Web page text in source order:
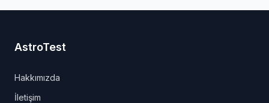
AstroTest
Hakkımızda
İletişim